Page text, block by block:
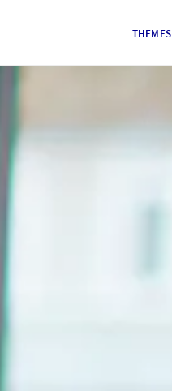
THEMES